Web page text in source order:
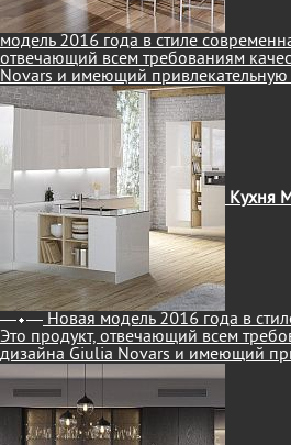
модель 2016 года в стиле
отвечающий всем требованиям
Novars и имеющий привлекательную
Кухня
Новая модель 2016 года в
Это продукт, отвечающий всем
дизайна Giulia Novars и имеющий